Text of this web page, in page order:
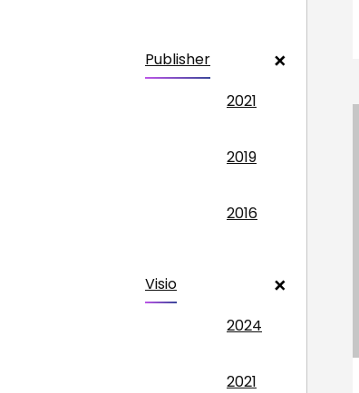
Publisher
2021
2019
2016
Visio
2024
2021